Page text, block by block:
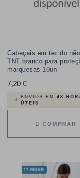
Cabeçais em tecido
TNT branco para
marquesas 10un
7,20 €Preço
ENVIOS EM 48
ÚTEIS
COMPRAR